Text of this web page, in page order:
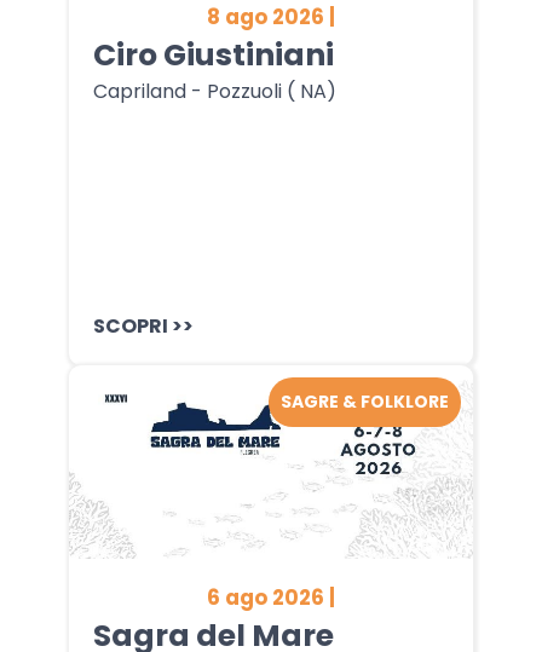
8 ago 2026 |
Ciro Giustiniani
Capriland - Pozzuoli ( NA)
SCOPRI >>
6 ago 2026 |
Sagra del Mare
SAGRE & FOLKLORE